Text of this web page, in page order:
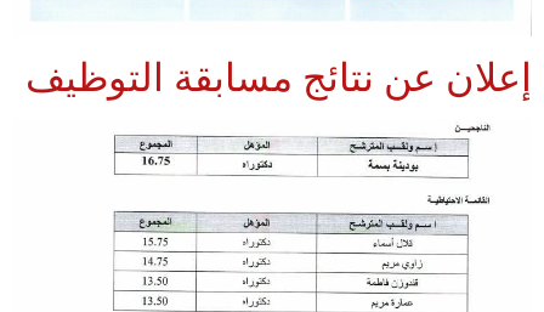
إعلان عن نتائج مسابقة التوظيف